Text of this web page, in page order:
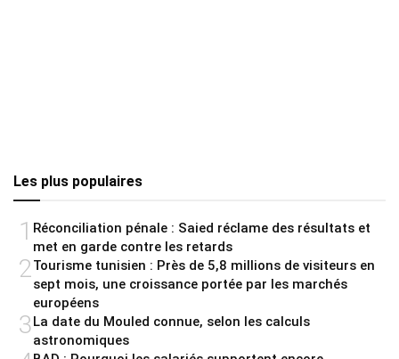
Les plus populaires
1 Réconciliation pénale : Saied réclame des résultats et
met en garde contre les retards
2Tourisme tunisien : Près de 5,8 millions de visiteurs en
sept mois, une croissance portée par les marchés
européens
3 La date du Mouled connue, selon les calculs
astronomiques